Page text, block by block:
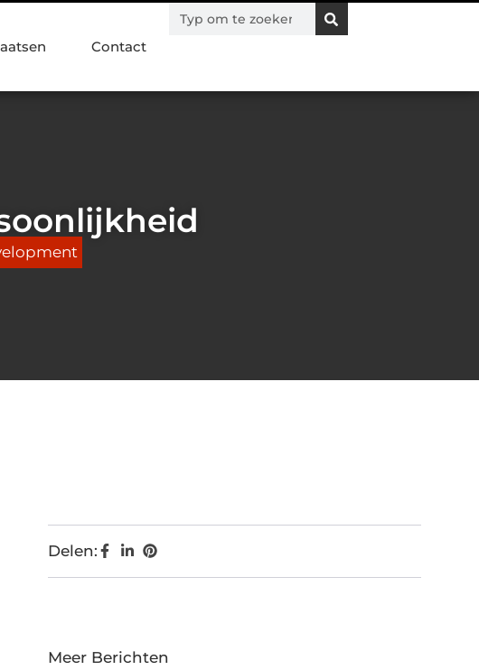
Contact
Delen:
Meer Berichten